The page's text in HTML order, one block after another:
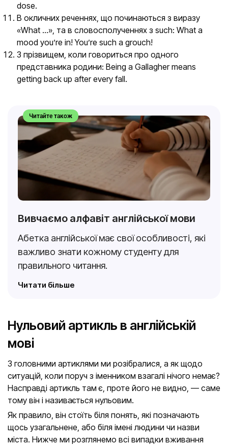
dose.
В окличних реченнях, що починаються з виразу
«What …», та в словосполученнях з such: What a
mood you’re in! You’re such a grouch!
З прізвищем, коли говориться про одного
представника родини: Being a Gallagher means
getting back up after every fall.
Вивчаємо алфавіт англійської мови
Читайте також
Абетка англійської має свої особливості, які
важливо знати кожному студенту для
правильного читання.
Читати більше
Нульовий артикль в англійській
мові
З головними артиклями ми розібралися, а як щодо
ситуацій, коли поруч з іменником взагалі нічого немає?
Насправді артикль там є, проте його не видно, — саме
тому він і називається нульовим.
Як правило, він стоїть біля понять, які позначають
щось узагальнене, або біля імені людини чи назви
міста. Нижче ми розглянемо всі випадки вживання